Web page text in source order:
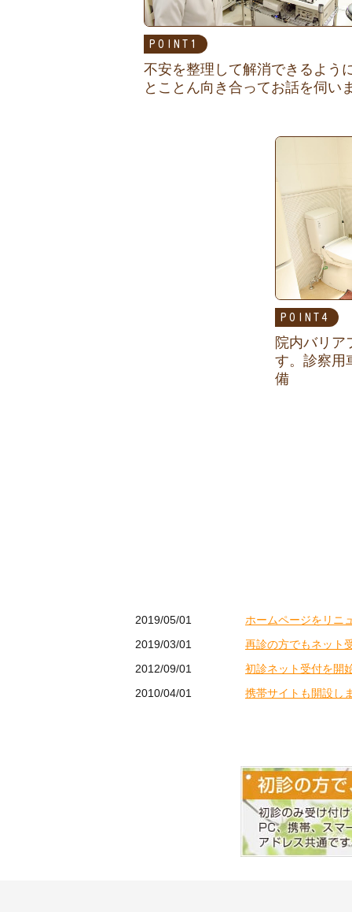
POINT
不安を整理して解消できるよう
とことん向き合ってお話を伺い
POINT
院内バリア
す。診察用
備
2019/05/01
ホームページをリニ
2019/03/01
再診の方でもネット
2012/09/01
初診ネット受付を開
2010/04/01
携帯サイトも開設し